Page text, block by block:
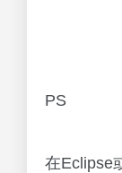
PS
在Eclipse